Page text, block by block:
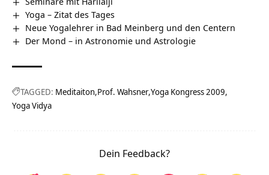
Yoga – Zitat des Tages
Neue Yogalehrer in Bad Meinberg und den Centern
Der Mond – in Astronomie und Astrologie
TAGGED: Meditaiton Prof. Wahsner Yoga Kongress 2009
Yoga Vidya
Dein Feedback?